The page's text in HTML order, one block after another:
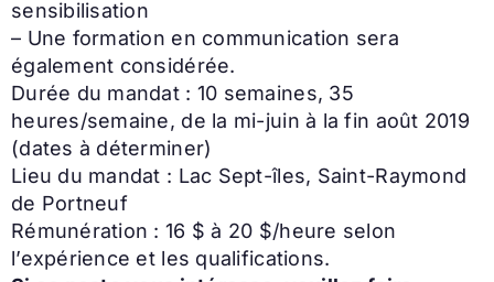
sensibilisation
– Une formation en communication sera
également considérée.
Durée du mandat : 10 semaines, 35
heures/semaine, de la mi-juin à la fin août 2019
(dates à déterminer)
Lieu du mandat : Lac Sept-îles, Saint-Raymond
de Portneuf
Rémunération : 16 $ à 20 $/heure selon
l’expérience et les qualifications.